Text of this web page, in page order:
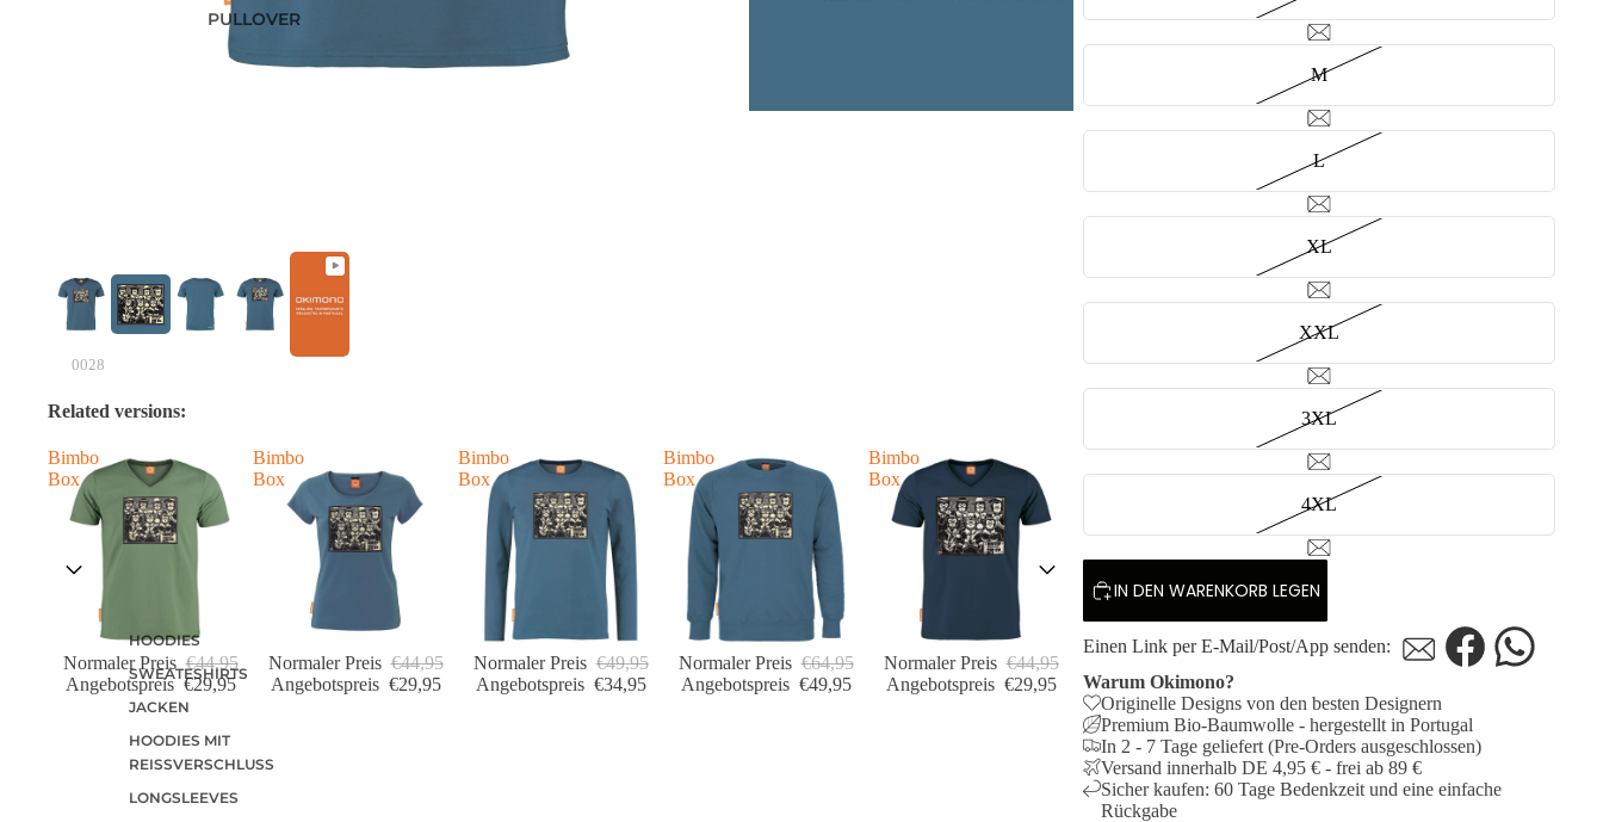
PULLOVER
HOODIES
SWEATESHIRTS
JACKEN
HOODIES MIT
REISSVERSCHLUSS
LONGSLEEVES
0028
Related versions:
Bimbo
Box
Normaler Preis €44,95
Angebotspreis €29,95
Bimbo
Box
Normaler Preis €44,95
Angebotspreis €29,95
Bimbo
Box
Normaler Preis €49,95
Angebotspreis €34,95
Bimbo
Box
Normaler Preis €64,95
Angebotspreis €49,95
Bimbo
Box
Normaler Preis €44,95
Angebotspreis €29,95
M
L
XL
XXL
3XL
4XL
IN DEN WARENKORB LEGEN
Einen Link per E-Mail/Post/App senden:
Warum Okimono?
Originelle Designs von den besten Designern
Premium Bio-Baumwolle - hergestellt in Portugal
In 2 - 7 Tage geliefert (Pre-Orders ausgeschlossen)
Versand innerhalb DE 4,95 € - frei ab 89 €
Sicher kaufen: 60 Tage Bedenkzeit und eine einfache
Rückgabe